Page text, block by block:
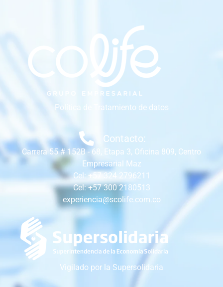
Política de Tratamiento de datos
Contacto:
Carrera 55 # 152B - 68, Etapa 3, Oficina 809, Centro
Empresarial Maz
Cel: +57 324 2796211
Cel: +57 300 2180513
experiencia@scolife.com.co
Vigilado por la Supersolidaria